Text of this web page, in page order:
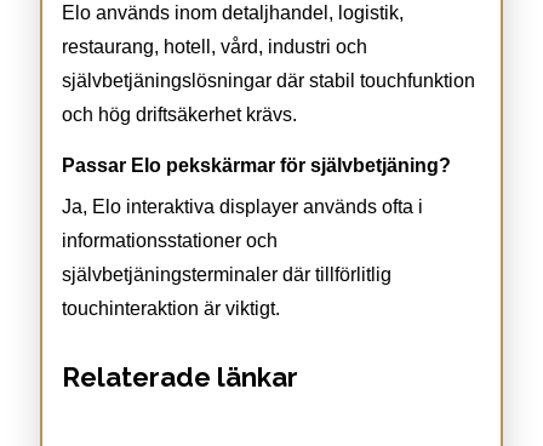
Elo används inom detaljhandel, logistik,
restaurang, hotell, vård, industri och
självbetjäningslösningar där stabil touchfunktion
och hög driftsäkerhet krävs.
Passar Elo pekskärmar för självbetjäning?
Ja, Elo interaktiva displayer används ofta i
informationsstationer och
självbetjäningsterminaler där tillförlitlig
touchinteraktion är viktigt.
Relaterade länkar